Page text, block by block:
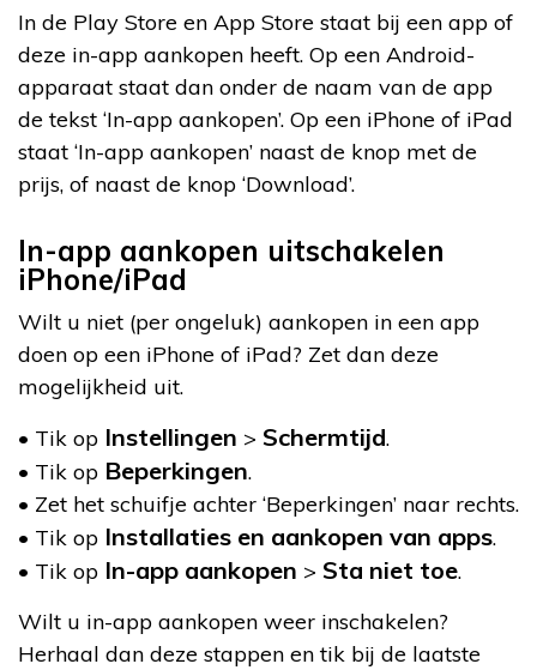
In de Play Store en App Store staat bij een app of
deze in-app aankopen heeft. Op een Android-
apparaat staat dan onder de naam van de app
de tekst ‘In-app aankopen’. Op een iPhone of iPad
staat ‘In-app aankopen’ naast de knop met de
prijs, of naast de knop ‘Download’.
In-app aankopen uitschakelen
iPhone/iPad
Wilt u niet (per ongeluk) aankopen in een app
doen op een iPhone of iPad? Zet dan deze
mogelijkheid uit.
• Tik op Instellingen > Schermtijd.
• Tik op Beperkingen.
• Zet het schuifje achter ‘Beperkingen’ naar rechts.
• Tik op Installaties en aankopen van apps.
• Tik op In-app aankopen > Sta niet toe.
Wilt u in-app aankopen weer inschakelen?
Herhaal dan deze stappen en tik bij de laatste